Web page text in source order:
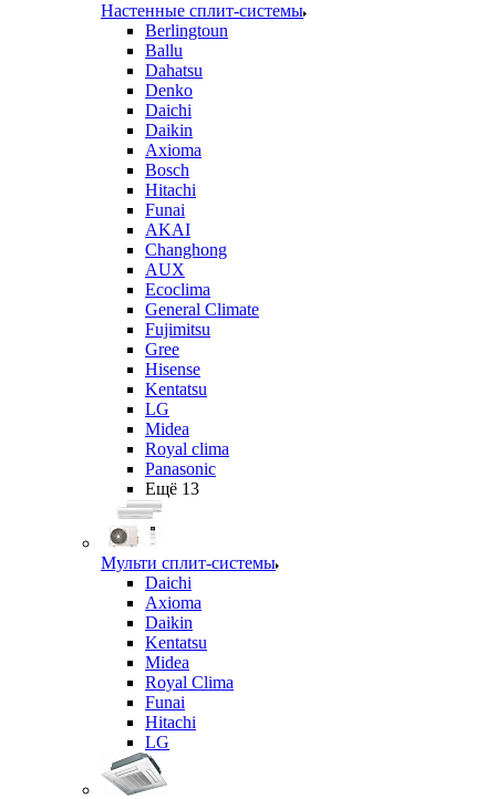
Настенные сплит-системы
Berlingtoun
Ballu
Dahatsu
Denko
Daichi
Daikin
Axioma
Bosch
Hitachi
Funai
AKAI
Changhong
AUX
Ecoclima
General Climate
Fujimitsu
Gree
Hisense
Kentatsu
LG
Midea
Royal clima
Panasonic
Ещё 13
Мульти сплит-системы
Daichi
Axioma
Daikin
Kentatsu
Midea
Royal Clima
Funai
Hitachi
LG